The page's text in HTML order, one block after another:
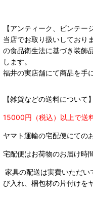
【アンティーク、ビンテー
当店でお取り扱いしており
の食品衛生法に基づき装飾
します。
福井の実店舗にて商品を手
【雑貨などの送料について】
15000円（税込）以上で送
ヤマト運輸の宅配便にての
宅配便はお荷物のお届け時
家具の配送は実費いただ
び入れ、梱包材の片付けを